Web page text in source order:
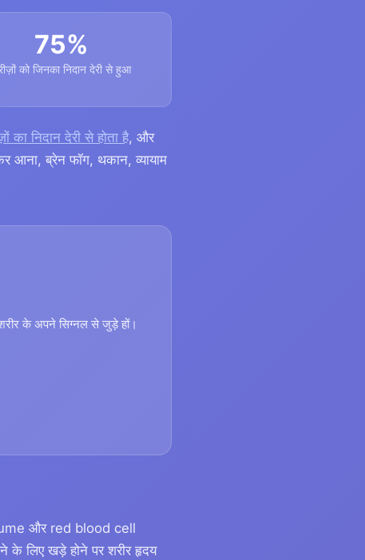
75%
को जिनका निदान देरी से हुआ
का निदान देरी से होता है, और
आना, ब्रेन फॉग, थकान, व्यायाम
के अपने सिग्नल से जुड़े हों।
और red blood cell
के लिए खड़े होने पर शरीर हृदय